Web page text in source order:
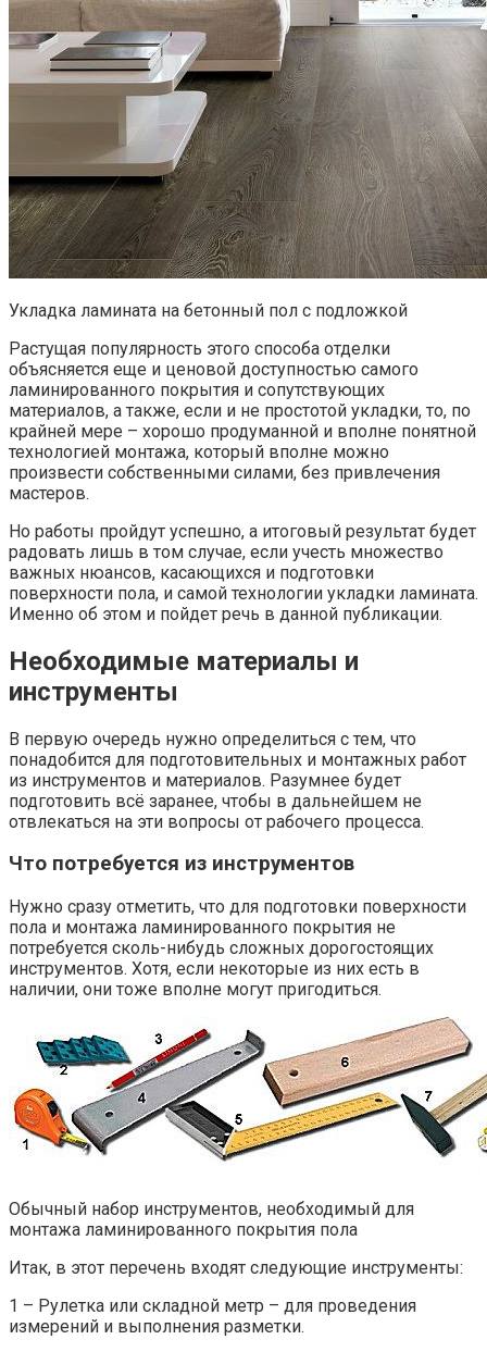
Укладка ламината на бетонный пол с подложкой
Растущая популярность этого способа отделки
объясняется еще и ценовой доступностью самого
ламинированного покрытия и сопутствующих
материалов, а также, если и не простотой укладки, то, по
крайней мере – хорошо продуманной и вполне понятной
технологией монтажа, который вполне можно
произвести собственными силами, без привлечения
мастеров.
Но работы пройдут успешно, а итоговый результат будет
радовать лишь в том случае, если учесть множество
важных нюансов, касающихся и подготовки
поверхности пола, и самой технологии укладки ламината.
Именно об этом и пойдет речь в данной публикации.
Необходимые материалы и
инструменты
В первую очередь нужно определиться с тем, что
понадобится для подготовительных и монтажных работ
из инструментов и материалов. Разумнее будет
подготовить всё заранее, чтобы в дальнейшем не
отвлекаться на эти вопросы от рабочего процесса.
Что потребуется из инструментов
Нужно сразу отметить, что для подготовки поверхности
пола и монтажа ламинированного покрытия не
потребуется сколь-нибудь сложных дорогостоящих
инструментов. Хотя, если некоторые из них есть в
наличии, они тоже вполне могут пригодиться.
Обычный набор инструментов, необходимый для
монтажа ламинированного покрытия пола
Итак, в этот перечень входят следующие инструменты:
1 – Рулетка или складной метр – для проведения
измерений и выполнения разметки.